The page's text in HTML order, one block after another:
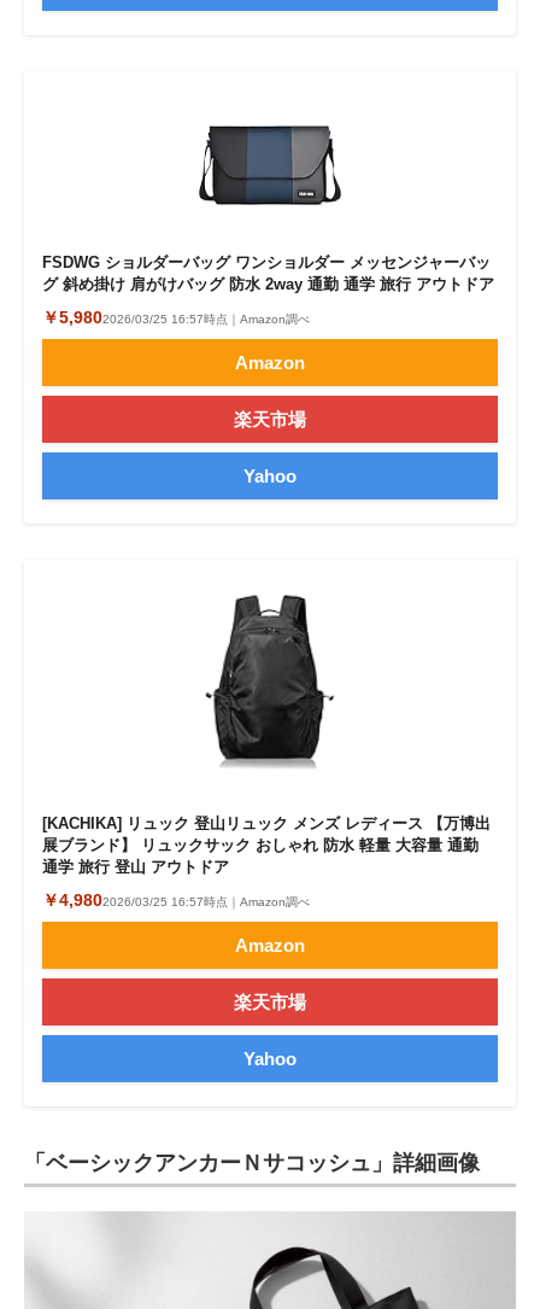
FSDWG ショルダーバッグ ワンショルダー メッセンジャーバッ
グ 斜め掛け 肩がけバッグ 防水 2way 通勤 通学 旅行 アウトドア
￥5,9802026/03/25 16:57時点｜Amazon調べ
Amazon
楽天市場
Yahoo
[KACHIKA] リュック 登山リュック メンズ レディース 【万博出
展ブランド】 リュックサック おしゃれ 防水 軽量 大容量 通勤
通学 旅行 登山 アウトドア
￥4,9802026/03/25 16:57時点｜Amazon調べ
Amazon
楽天市場
Yahoo
「ベーシックアンカーＮサコッシュ」詳細画像